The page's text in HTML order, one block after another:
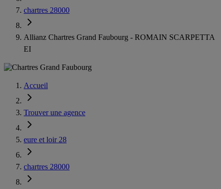
chartres 28000
Allianz Chartres Grand Faubourg - ROMAIN SCARPETTA
EI
Accueil
Trouver une agence
eure et loir 28
chartres 28000